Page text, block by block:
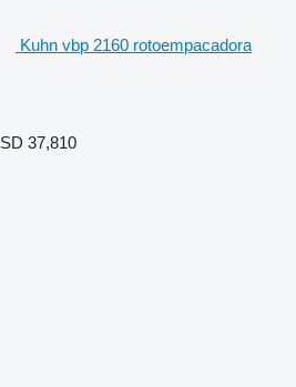
Kuhn vbp 2160 rotoempacadora
37,810